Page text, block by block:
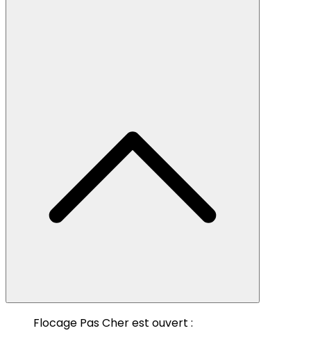
Flocage Pas Cher est ouvert :